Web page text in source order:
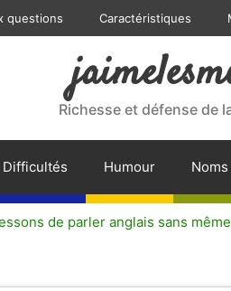
questions Caractéristiques
Richesse et défense de
Difficultés Humour
de parler anglais sans